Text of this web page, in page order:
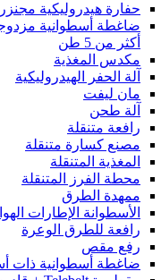
حفارة هيدروليكية
ضاغطة أسطوانية
أكثر من 5 طن
مكدس المغذية
آلة الحفر الهيدروليكية
مان ليفت
آلة طحن
رافعة متنقلة
مصنع كسارة متنقلة
المغذية المتنقلة
محطة الفرز المتنقلة
ممهدة الطرق
الأسطوانة الإطارات
رافعة للطرق الوعرة
رفع مقص
ضاغطة أسطوانية ذات